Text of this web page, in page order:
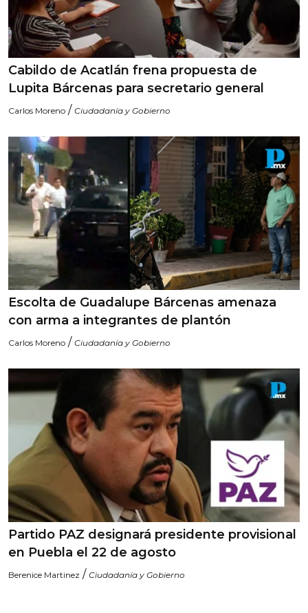
Cabildo de Acatlán frena propuesta de
Lupita Bárcenas para secretario general
Carlos Moreno / Ciudadanía y Gobierno
Escolta de Guadalupe Bárcenas amenaza
con arma a integrantes de plantón
Carlos Moreno / Ciudadanía y Gobierno
Partido PAZ designará presidente provisional
en Puebla el 22 de agosto
Berenice Martinez / Ciudadanía y Gobierno